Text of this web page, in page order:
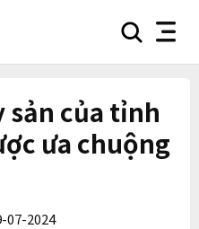
searchnav
sản của tỉnh
ưa chuộng
07-2024